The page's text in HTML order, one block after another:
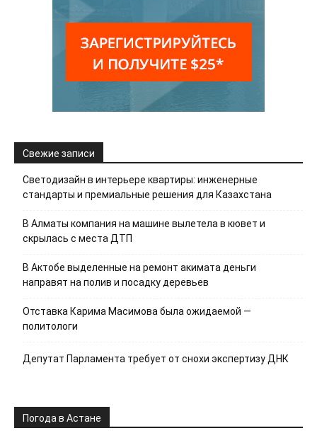
Свежие записи
Светодизайн в интерьере квартиры: инженерные
стандарты и премиальные решения для Казахстана
В Алматы компания на машине вылетела в кювет и
скрылась с места ДТП
В Актобе выделенные на ремонт акимата деньги
направят на полив и посадку деревьев
Отставка Карима Масимова была ожидаемой —
политологи
Депутат Парламента требует от снохи экспертизу ДНК
Погода в Астане